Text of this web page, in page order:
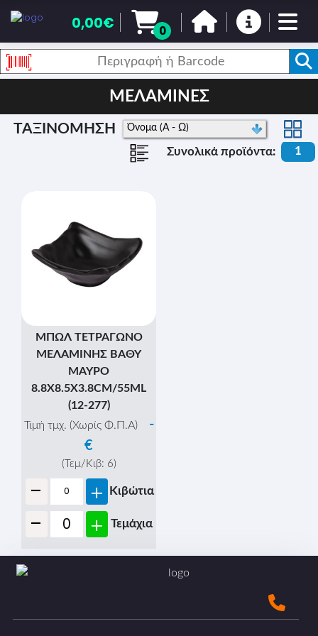
0,00€ 0
ΜΕΛΑΜΙΝΕΣ
ΤΑΞΙΝΟΜΗΣΗ
Συνολικά προϊόντα: 1
ΜΠΩΛ ΤΕΤΡΑΓΩΝΟ
ΜΕΛΑΜΙΝΗΣ ΒΑΘΥ
ΜΑΥΡΟ
8.8X8.5X3.8CM/55ML
(12-277)
Τιμή τμχ. (Χωρίς Φ.Π.Α)
-
€
(Τεμ/Κιβ: 6)
- + Κιβώτια
- + Τεμάχια